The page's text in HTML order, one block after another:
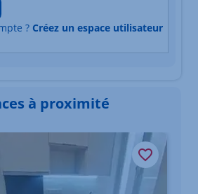
? Créez un espace utilisateur
à proximité